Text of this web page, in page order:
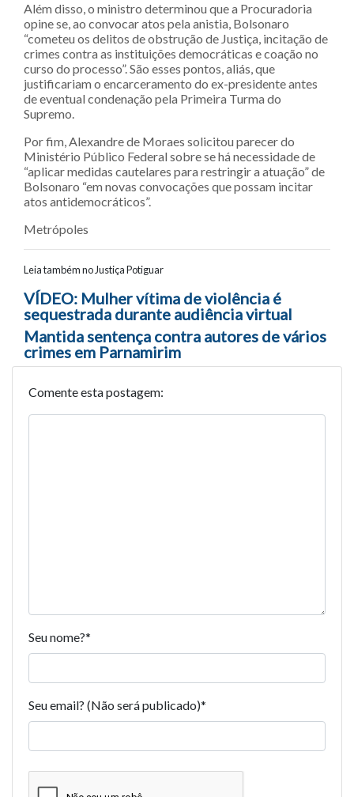
Além disso, o ministro determinou que a Procuradoria
opine se, ao convocar atos pela anistia, Bolsonaro
“cometeu os delitos de obstrução de Justiça, incitação de
crimes contra as instituições democráticas e coação no
curso do processo”. São esses pontos, aliás, que
justificariam o encarceramento do ex-presidente antes
de eventual condenação pela Primeira Turma do
Supremo.
Por fim, Alexandre de Moraes solicitou parecer do
Ministério Público Federal sobre se há necessidade de
“aplicar medidas cautelares para restringir a atuação” de
Bolsonaro “em novas convocações que possam incitar
atos antidemocráticos”.
Metrópoles
Leia também no Justiça Potiguar
Navegação entre posts
VÍDEO: Mulher vítima de violência é
sequestrada durante audiência virtual
Mantida sentença contra autores de vários
crimes em Parnamirim
Comente esta postagem:
Seu nome?*
Seu email? (Não será publicado)*